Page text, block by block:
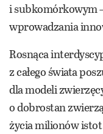
i subkomórkowym
wprowadzania
Rosnąca
z całego świata
dla modeli
o dobrostan
życia milionów